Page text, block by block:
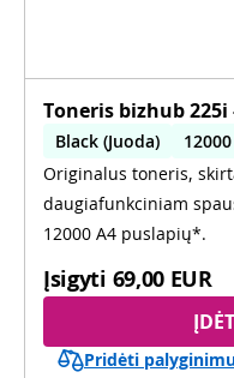
Toneris bizhub 225i
Black (Juoda) 12000
Originalus toneris,
daugiafunkciniam
12000 A4 puslapių*.
Įsigyti 69,00 EUR
Pridėti